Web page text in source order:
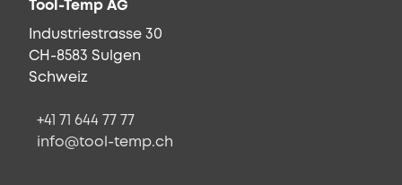
Tool-Temp AG
Industriestrasse 30
CH-8583 Sulgen
Schweiz
+41 71 644 77 77
info@tool-temp.ch